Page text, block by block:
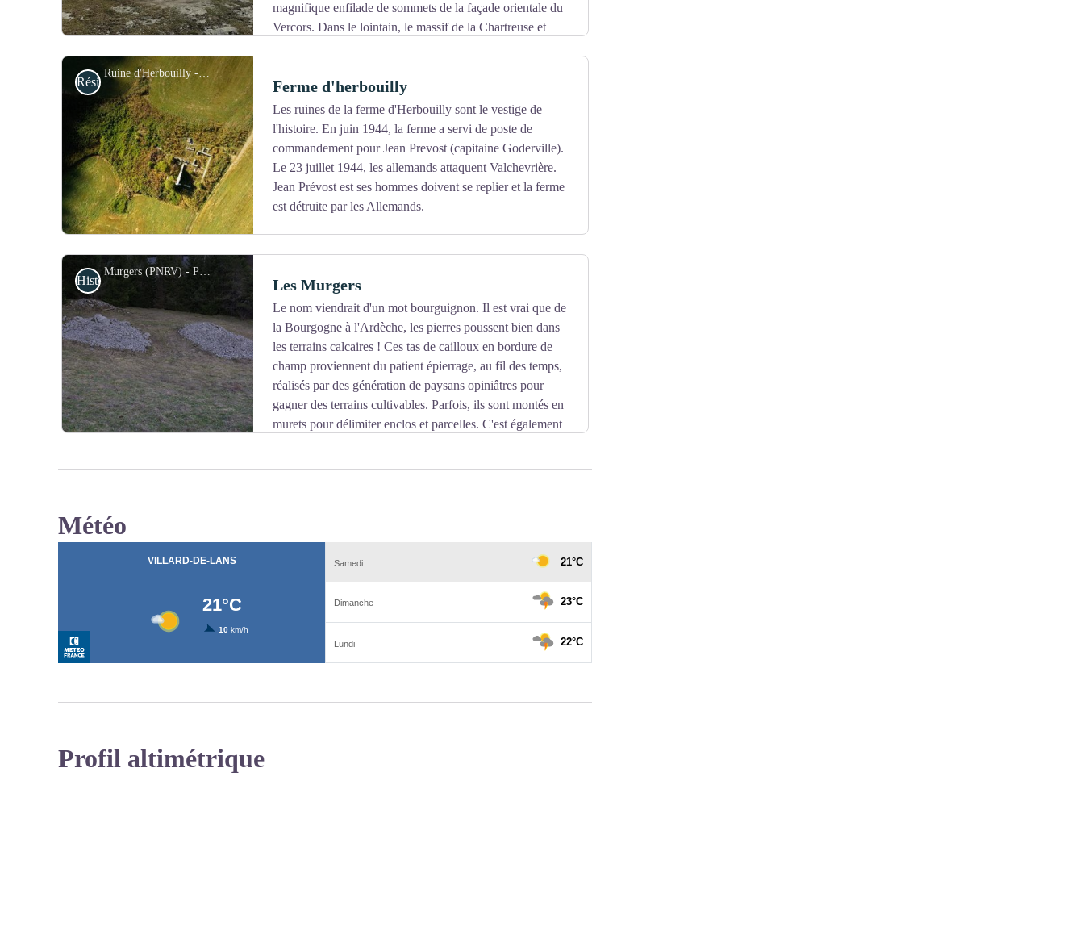
Voir l'image en plein écran
magnifique enfilade de sommets de la façade orientale du
Vercors. Dans le lointain, le massif de la Chartreuse et
bordant.
Ruine d'Herbouilly - Focus outdoor
Voir l'image en plein écran
Résistance Ferme d'herbouilly
Les ruines de la ferme d'Herbouilly sont le vestige de
l'histoire. En juin 1944, la ferme a servi de poste de
commandement pour Jean Prevost (capitaine Goderville).
Le 23 juillet 1944, les allemands attaquent Valchevrière.
Jean Prévost est ses hommes doivent se replier et la ferme
est détruite par les Allemands.
Murgers (PNRV) - PNRV
Histoire et patrimoine Les Murgers
Le nom viendrait d'un mot bourguignon. Il est vrai que de
la Bourgogne à l'Ardèche, les pierres poussent bien dans
les terrains calcaires ! Ces tas de cailloux en bordure de
champ proviennent du patient épierrage, au fil des temps,
réalisés par des génération de paysans opiniâtres pour
gagner des terrains cultivables. Parfois, ils sont montés en
murets pour délimiter enclos et parcelles. C'est également
Météo
Profil altimétrique